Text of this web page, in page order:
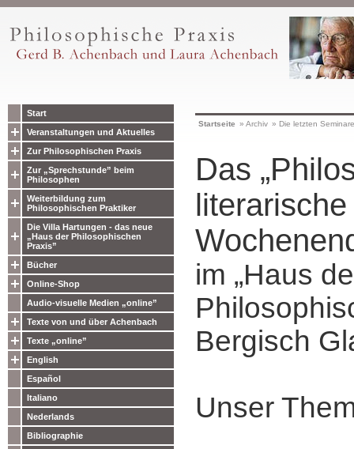
Start
Veranstaltungen und Aktuelles
Zur Philosophischen Praxis
Zur „Sprechstunde” beim
Philosophen
Weiterbildung zum
Philosophischen Praktiker
Die Villa Hartungen - das neue
„Haus der Philosophischen
Praxis”
Bücher
Online-Shop
Audio-visuelle Medien „online”
Texte von und über Achenbach
Texte „online”
English
Español
Italiano
Nederlands
Bibliographie
Startseite » Archiv » Die letzten Seminare
Das
im „Haus
Bergisch
Unser